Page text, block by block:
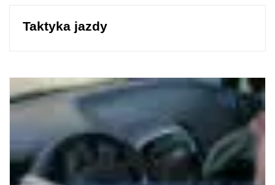
Taktyka jazdy